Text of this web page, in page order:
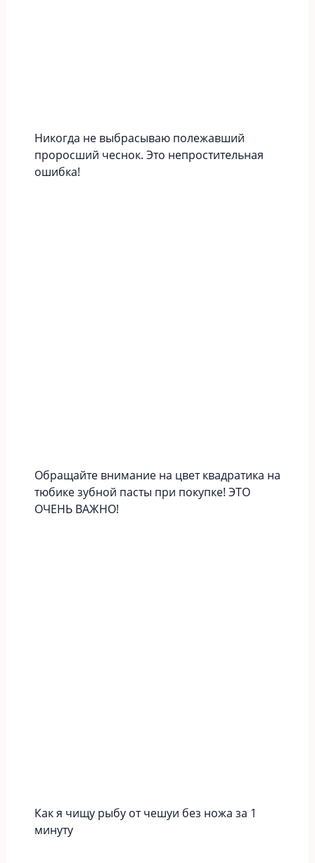
Никогда не выбрасываю полежавший
проросший чеснок. Это непростительная
ошибка!
Обращайте внимание на цвет квадратика на
тюбике зубной пасты при покупке! ЭТО
ОЧЕНЬ ВАЖНО!
Как я чищу рыбу от чешуи без ножа за 1
минуту